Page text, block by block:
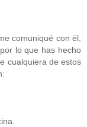
comuniqué con él,
lo que has hecho
cualquiera de estos